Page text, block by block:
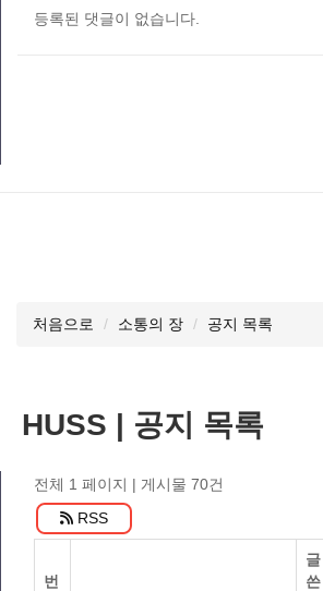
등록된 댓글이 없습니다.
처음으로 소통의 장 공지 목록
HUSS | 공지 목록
전체 1 페이지 | 게시물 70건
RSS
번
글
쓴